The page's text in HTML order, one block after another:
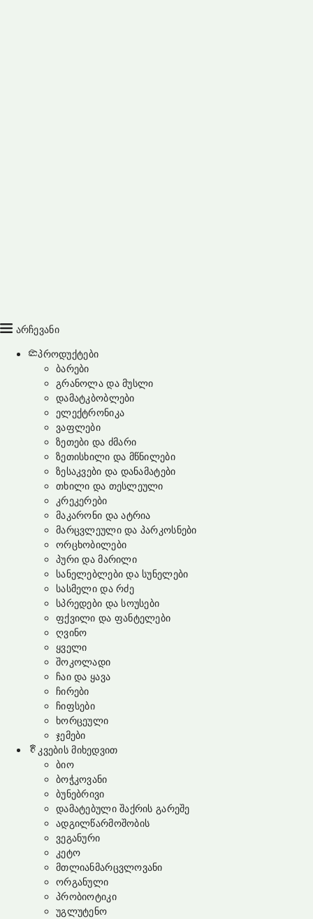
არჩევანი
პროდუქტები
ბარები
გრანოლა და მუსლი
დამატკბობლები
ელექტრონიკა
ვაფლები
ზეთები და ძმარი
ზეთისხილი და მწნილები
ზესაკვები და დანამატები
თხილი და თესლეული
კრეკერები
მაკარონი და ატრია
მარცვლეული და პარკოსნები
ორცხობილები
პური და მარილი
სანელებლები და სუნელები
სასმელი და რძე
სპრედები და სოუსები
ფქვილი და ფანტელები
ღვინო
ყველი
შოკოლადი
ჩაი და ყავა
ჩირები
ჩიფსები
ხორცეული
ჯემები
კვების მიხედვით
ბიო
ბოჭკოვანი
ბუნებრივი
დამატებული შაქრის გარეშე
ადგილწარმოშობის
ვეგანური
კეტო
მთლიანმარცვლოვანი
ორგანული
პრობიოტიკი
უგლუტენო